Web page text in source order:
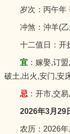
岁次：丙午年
冲煞：沖羊(乙
十二值日：开
宜：嫁娶,订
破土,出火,安门,安
忌 ：开市,交
2026年3月29
农历：2026年